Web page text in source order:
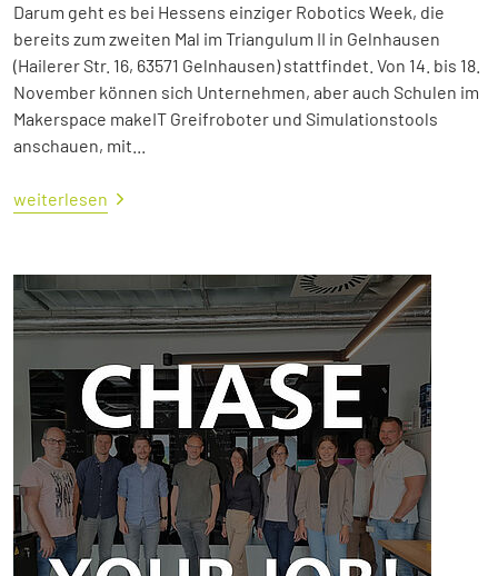
Darum geht es bei Hessens einziger Robotics Week, die
bereits zum zweiten Mal im Triangulum II in Gelnhausen
(Hailerer Str. 16, 63571 Gelnhausen) stattfindet. Von 14. bis 18.
November können sich Unternehmen, aber auch Schulen im
Makerspace makeIT Greifroboter und Simulationstools
anschauen, mit...
weiterlesen